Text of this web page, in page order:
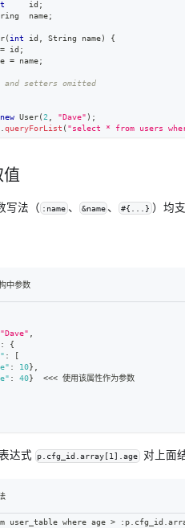
     id
;
  name
;
( int id String name)
{
= id ;
= name;
setters omitted
new User(2 "Dave" ) ;
. queryForList ( "select * from users
写法（ :name 、 &name 、 #{...} ）均
中参数
"Dave" ,
:
{
:
: 10} ,
: 40}
  <<< 使用该属性作为参数
达式 p.cfg_id.array[1].age 对上面
user_table where age >